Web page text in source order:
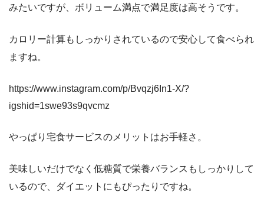
みたいですが、ボリューム満点で満足度は高そうです。
カロリー計算もしっかりされているので安心して食べられ
ますね。
https://www.instagram.com/p/Bvqzj6In1-X/?
igshid=1swe93s9qvcmz
やっぱり宅食サービスのメリットはお手軽さ。
美味しいだけでなく低糖質で栄養バランスもしっかりして
いるので、ダイエットにもぴったりですね。